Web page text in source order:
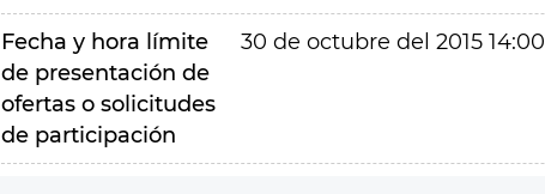
Fecha y hora límite
de presentación de
ofertas o solicitudes
de participación
30 de octubre del 2015 14:00